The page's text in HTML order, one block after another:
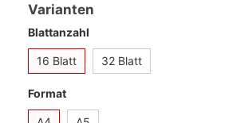
Varianten
Blattanzahl
16 Blatt 32 Blatt
Format